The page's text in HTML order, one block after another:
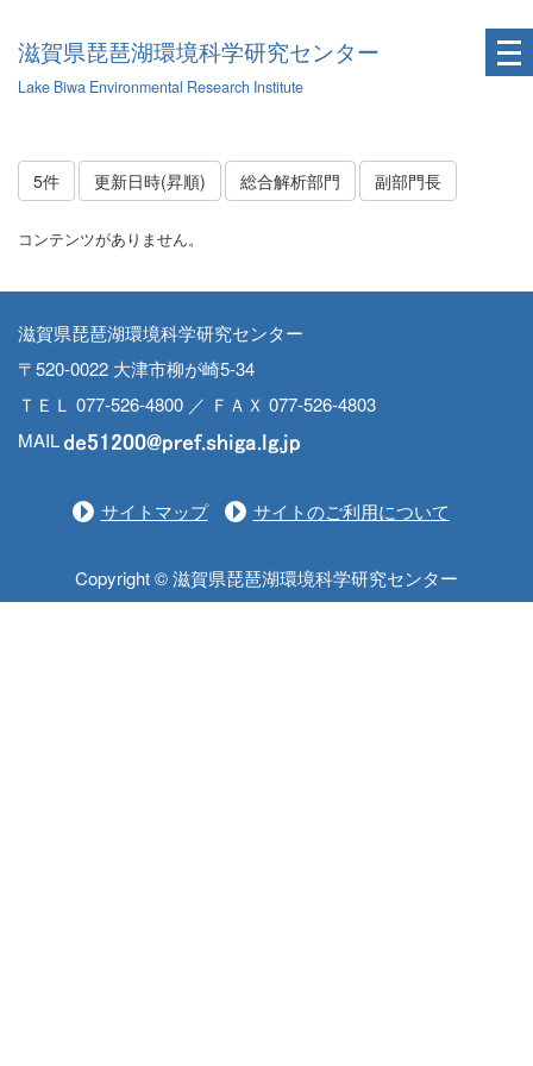
滋賀県琵琶湖環境科学研究センター
Lake Biwa Environmental Research Institute
5件 更新日時(昇順) 総合解析部門 副部門長
コンテンツがありません。
滋賀県琵琶湖環境科学研究センター
〒520-0022 大津市柳が崎5-34
ＴＥＬ 077-526-4800 ／ ＦＡＸ 077-526-4803
MAIL
サイトマップ サイトのご利用について
Copyright © 滋賀県琵琶湖環境科学研究センター